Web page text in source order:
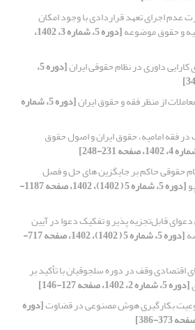
عدم اجرای تعهد قراردادی با وجود امکان
و حقوق موضوعه [دوره 5، شماره 3، 1402،
کارایی داوری در نظام حقوقی ایران [دوره 5،
از منظر فقه و حقوق ایران [دوره 5، شماره
در فقه امامیه، حقوق ایران و اصول حقوق
حقوقی حاکم بر جایگزین های حل و فصل
[دوره 5، شماره 5 ( 1402)، 1402، صفحه 1187-
قابل‌تجزیه پذیر و تفکیک دعوا در آیین
[دوره 5، شماره 5 ( 1402)، 1402، صفحه 717-
اقتصادی وقف در دوره سلجوقیان با تأکید بر
[دوره 5، شماره 2، 1402، صفحه 127-146]
بکارگیری هوش مصنوعی در قضاوت[دوره